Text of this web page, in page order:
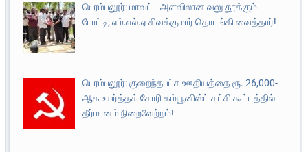
பெரம்பலூர்: மாவட்ட அளவிலான வலு தூக்கும்
போட்டி; எம்.எல்.ஏ சிவக்குமார் தொடங்கி வைத்தார்!
பெரம்பலூர்: குறைந்தபட்ச ஊதியத்தை ரூ. 26,000-
ஆக உயர்த்தக் கோரி கம்யூனிஸ்ட் கட்சி கூட்டத்தில்
தீர்மானம் நிறைவேற்றம்!